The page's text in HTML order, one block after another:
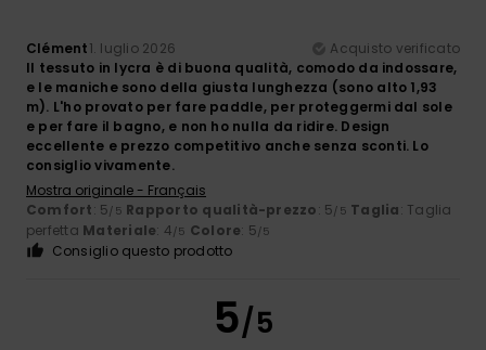
Clément1. luglio 2026
Acquisto verificato
Il tessuto in lycra è di buona qualità, comodo da indossare,
e le maniche sono della giusta lunghezza (sono alto 1,93
m). L'ho provato per fare paddle, per proteggermi dal sole
e per fare il bagno, e non ho nulla da ridire. Design
eccellente e prezzo competitivo anche senza sconti. Lo
consiglio vivamente.
Mostra originale - Français
Comfort: 5/5 Rapporto qualità-prezzo: 5/5 Taglia: Taglia
perfetta Materiale: 4/5 Colore: 5/5
Consiglio questo prodotto
5/5